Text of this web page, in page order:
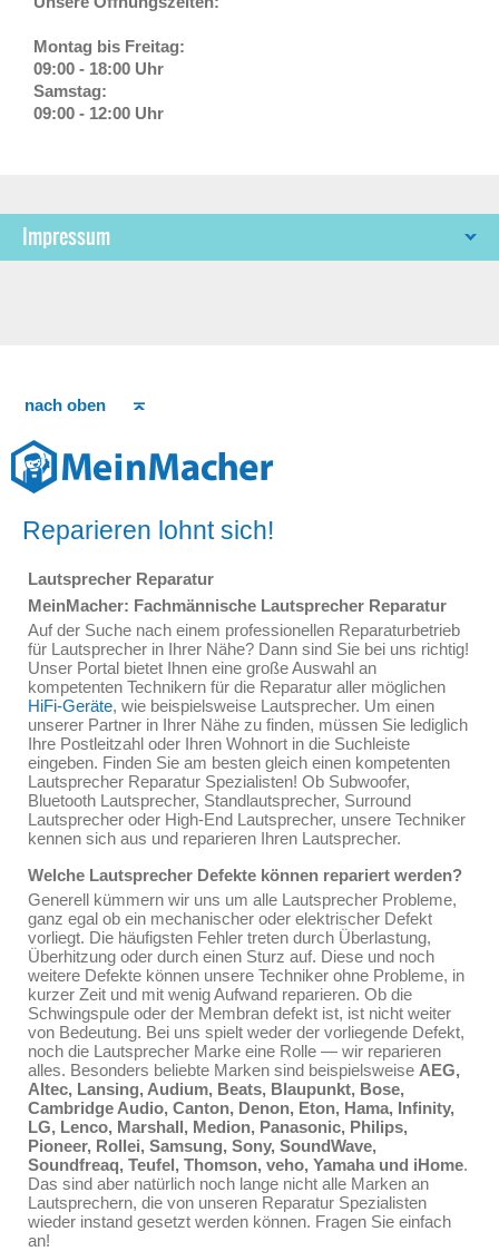
Montag bis Freitag:
09:00 - 18:00 Uhr
Samstag:
09:00 - 12:00 Uhr
Impressum
nach oben
Reparieren lohnt sich!
Lautsprecher Reparatur
MeinMacher: Fachmännische Lautsprecher Reparatur
Auf der Suche nach einem professionellen Reparaturbetrieb
für Lautsprecher in Ihrer Nähe? Dann sind Sie bei uns richtig!
Unser Portal bietet Ihnen eine große Auswahl an
kompetenten Technikern für die Reparatur aller möglichen
HiFi-Geräte, wie beispielsweise Lautsprecher. Um einen
unserer Partner in Ihrer Nähe zu finden, müssen Sie lediglich
Ihre Postleitzahl oder Ihren Wohnort in die Suchleiste
eingeben. Finden Sie am besten gleich einen kompetenten
Lautsprecher Reparatur Spezialisten! Ob Subwoofer,
Bluetooth Lautsprecher, Standlautsprecher, Surround
Lautsprecher oder High-End Lautsprecher, unsere Techniker
kennen sich aus und reparieren Ihren Lautsprecher.
Welche Lautsprecher Defekte können repariert werden?
Generell kümmern wir uns um alle Lautsprecher Probleme,
ganz egal ob ein mechanischer oder elektrischer Defekt
vorliegt. Die häufigsten Fehler treten durch Überlastung,
Überhitzung oder durch einen Sturz auf. Diese und noch
weitere Defekte können unsere Techniker ohne Probleme, in
kurzer Zeit und mit wenig Aufwand reparieren. Ob die
Schwingspule oder der Membran defekt ist, ist nicht weiter
von Bedeutung. Bei uns spielt weder der vorliegende Defekt,
noch die Lautsprecher Marke eine Rolle — wir reparieren
alles. Besonders beliebte Marken sind beispielsweise AEG,
Altec, Lansing, Audium, Beats, Blaupunkt, Bose,
Cambridge Audio, Canton, Denon, Eton, Hama, Infinity,
LG, Lenco, Marshall, Medion, Panasonic, Philips,
Pioneer, Rollei, Samsung, Sony, SoundWave,
Soundfreaq, Teufel, Thomson, veho, Yamaha und iHome.
Das sind aber natürlich noch lange nicht alle Marken an
Lautsprechern, die von unseren Reparatur Spezialisten
wieder instand gesetzt werden können. Fragen Sie einfach
an!